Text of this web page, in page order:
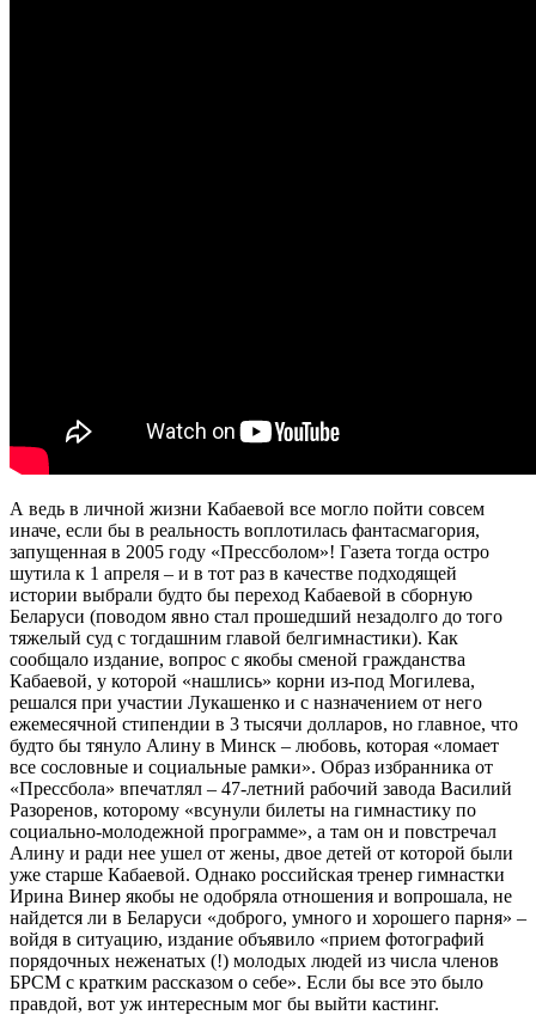
А ведь в личной жизни Кабаевой все могло пойти совсем
иначе, если бы в реальность воплотилась фантасмагория,
запущенная в 2005 году «Прессболом»! Газета тогда остро
шутила к 1 апреля – и в тот раз в качестве подходящей
истории выбрали будто бы переход Кабаевой в сборную
Беларуси (поводом явно стал прошедший незадолго до того
тяжелый суд с тогдашним главой белгимнастики). Как
сообщало издание, вопрос с якобы сменой гражданства
Кабаевой, у которой «нашлись» корни из-под Могилева,
решался при участии Лукашенко и с назначением от него
ежемесячной стипендии в 3 тысячи долларов, но главное, что
будто бы тянуло Алину в Минск – любовь, которая «ломает
все сословные и социальные рамки». Образ избранника от
«Прессбола» впечатлял – 47-летний рабочий завода Василий
Разоренов, которому «всунули билеты на гимнастику по
социально-молодежной программе», а там он и повстречал
Алину и ради нее ушел от жены, двое детей от которой были
уже старше Кабаевой. Однако российская тренер гимнастки
Ирина Винер якобы не одобряла отношения и вопрошала, не
найдется ли в Беларуси «доброго, умного и хорошего парня» –
войдя в ситуацию, издание объявило «прием фотографий
порядочных неженатых (!) молодых людей из числа членов
БРСМ с кратким рассказом о себе». Если бы все это было
правдой, вот уж интересным мог бы выйти кастинг.